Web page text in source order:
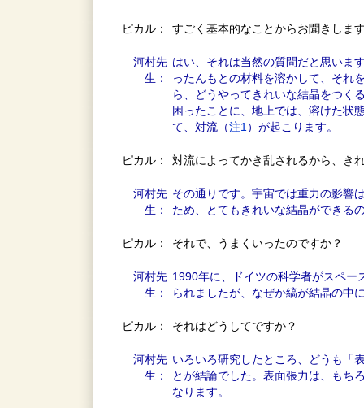
ピカル： すごく基本的なことからお聞きしま
河村先
生：
はい、それは当然の質問だと思いま
ったんもとの材料を溶かして、それ
ら、どうやってきれいな結晶をつく
困ったことに、地上では、溶けた状
て、対流（注1）が起こります。
ピカル： 対流によってかき乱されるから、き
河村先
生：
その通りです。宇宙では重力の影響
ため、とてもきれいな結晶ができる
ピカル： それで、うまくいったのですか？
河村先
生：
1990年に、ドイツの科学者がスペー
られましたが、なぜか縞が結晶の中
ピカル： それはどうしてですか？
河村先
生：
いろいろ研究したところ、どうも「
とが結論でした。表面張力は、もち
なります。